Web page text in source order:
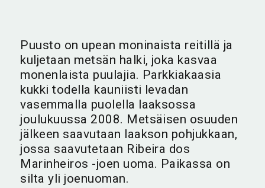
Puusto on upean moninaista reitillä ja
kuljetaan metsän halki, joka kasvaa
monenlaista puulajia. Parkkiakaasia
kukki todella kauniisti levadan
vasemmalla puolella laaksossa
joulukuussa 2008. Metsäisen osuuden
jälkeen saavutaan laakson pohjukkaan,
jossa saavutetaan Ribeira dos
Marinheiros -joen uoma. Paikassa on
silta yli joenuoman.